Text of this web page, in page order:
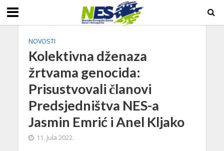
NOVOSTI
Kolektivna dženaza
žrtvama genocida:
Prisustvovali članovi
Predsjedništva NES-a
Jasmin Emrić i Anel Kljako
11. Jula 2022.